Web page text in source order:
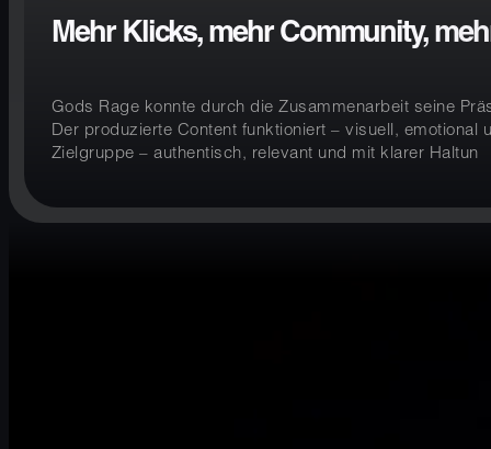
Mehr Klicks, mehr Community,
Gods Rage konnte durch die Zusammenarbeit seine
Der produzierte Content funktioniert – visuell,
Zielgruppe – authentisch, relevant und mit klarer Haltun